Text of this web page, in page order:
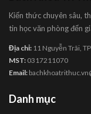
Kiến thức chuyên sâu,
tin học văn phòng đến
Địa chỉ: 11 Nguyễn Trãi,
MST: 0317211070
Email:
Danh mục